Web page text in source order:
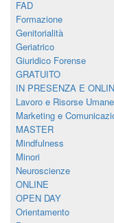
FAD
Formazione
Genitorialità
Geriatrico
Giuridico Forense
GRATUITO
IN PRESENZA E
Lavoro e Risorse Umane
Marketing e
MASTER
Mindfulness
Minori
Neuroscienze
ONLINE
OPEN DAY
Orientamento